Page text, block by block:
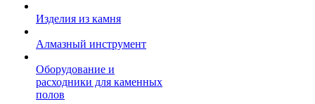
Изделия из камня
Алмазный инструмент
Оборудование и
расходники для каменных
полов